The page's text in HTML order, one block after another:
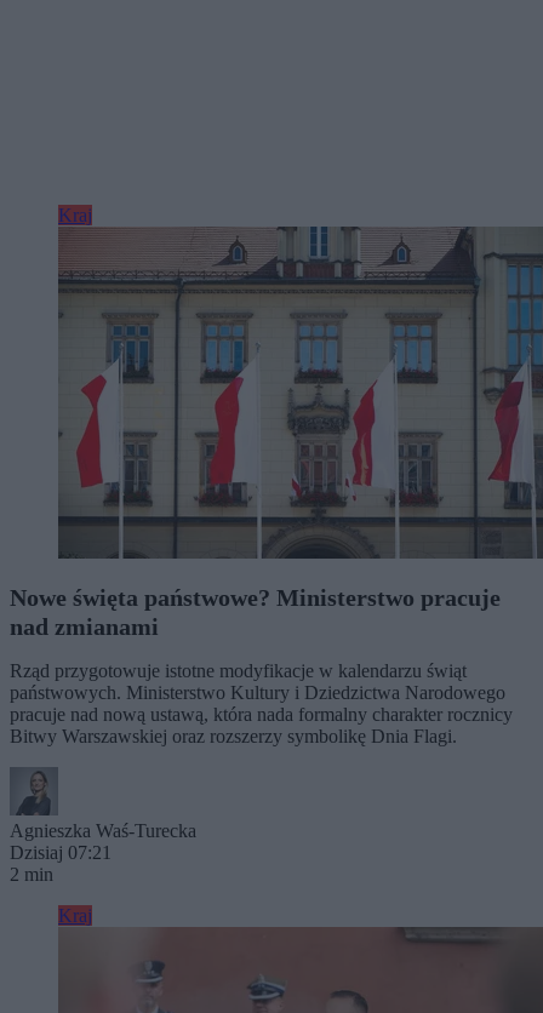
Kraj
Nowe święta państwowe? Ministerstwo pracuje
nad zmianami
Rząd przygotowuje istotne modyfikacje w kalendarzu świąt
państwowych. Ministerstwo Kultury i Dziedzictwa Narodowego
pracuje nad nową ustawą, która nada formalny charakter rocznicy
Bitwy Warszawskiej oraz rozszerzy symbolikę Dnia Flagi.
Agnieszka Waś-Turecka
Dzisiaj 07:21
2 min
Kraj